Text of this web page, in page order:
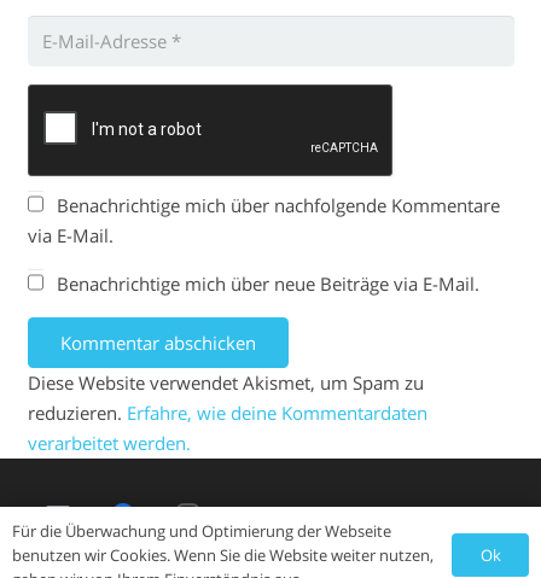
Benachrichtige mich über nachfolgende Kommentare
via E-Mail.
Benachrichtige mich über neue Beiträge via E-Mail.
Kommentar abschicken
Diese Website verwendet Akismet, um Spam zu
reduzieren. Erfahre, wie deine Kommentardaten
verarbeitet werden.
© Copyright HSG Lauingen Wittislingen 2024
Für die Überwachung und Optimierung der Webseite
benutzen wir Cookies. Wenn Sie die Website weiter nutzen,
Ok